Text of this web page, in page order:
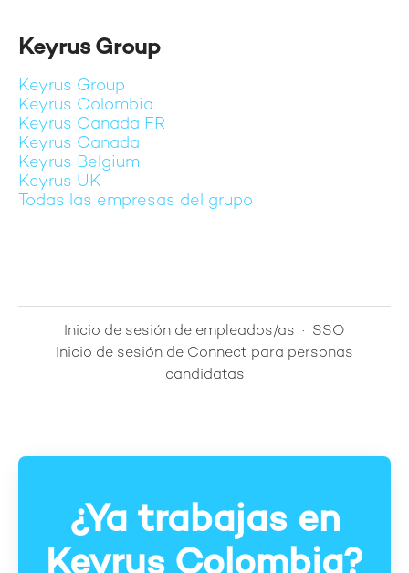
Keyrus Group
Keyrus Group
Keyrus Colombia
Keyrus Canada FR
Keyrus Canada
Keyrus Belgium
Keyrus UK
Todas las empresas del grupo
Inicio de sesión de empleados/as · SSO
Inicio de sesión de Connect para personas
candidatas
¿Ya trabajas en
Keyrus Colombia?